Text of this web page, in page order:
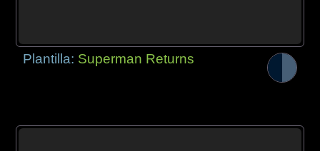
Plantilla: Superman Returns